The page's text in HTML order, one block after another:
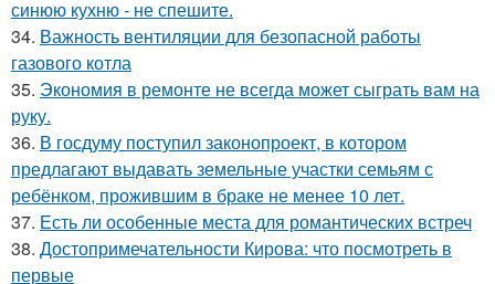
синюю кухню - не спешите.
34. Важность вентиляции для безопасной работы
газового котла
35. Экономия в ремонте не всегда может сыграть вам на
руку.
36. В госдуму поступил законопроект, в котором
предлагают выдавать земельные участки семьям с
ребёнком, прожившим в браке не менее 10 лет.
37. Есть ли особенные места для романтических встреч
38. Достопримечательности Кирова: что посмотреть в
первые